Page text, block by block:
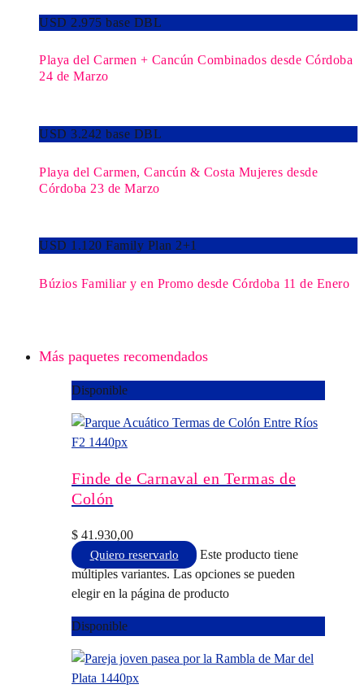
USD 2.975 base DBL
Playa del Carmen + Cancún Combinados desde Córdoba
24 de Marzo
USD 3.242 base DBL
Playa del Carmen, Cancún & Costa Mujeres desde
Córdoba 23 de Marzo
USD 1.120 Family Plan 2+1
Búzios Familiar y en Promo desde Córdoba 11 de Enero
Más paquetes recomendados
Disponible
Finde de Carnaval en Termas de
Colón
$ 41.930,00
Quiero reservarlo
Este producto tiene
múltiples variantes. Las opciones se pueden
elegir en la página de producto
Disponible